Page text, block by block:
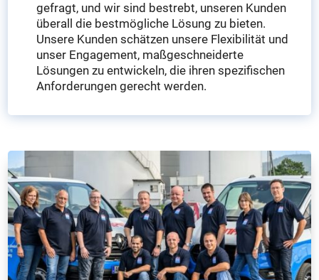
gefragt, und wir sind bestrebt, unseren Kunden
überall die bestmögliche Lösung zu bieten.
Unsere Kunden schätzen unsere Flexibilität und
unser Engagement, maßgeschneiderte
Lösungen zu entwickeln, die ihren spezifischen
Anforderungen gerecht werden.